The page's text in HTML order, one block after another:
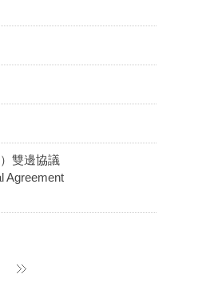
雙邊協議
Agreement